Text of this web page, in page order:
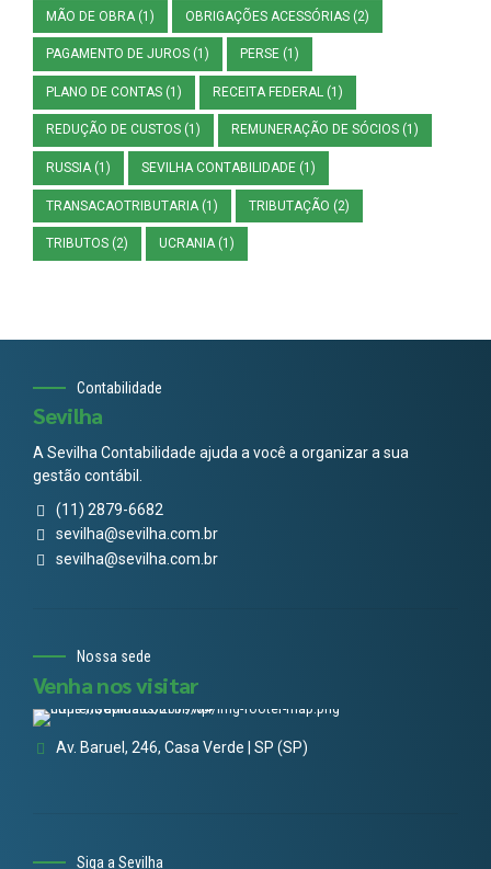
MÃO DE OBRA (1) OBRIGAÇÕES ACESSÓRIAS (2)
PAGAMENTO DE JUROS (1) PERSE (1)
PLANO DE CONTAS (1) RECEITA FEDERAL (1)
REDUÇÃO DE CUSTOS (1) REMUNERAÇÃO DE SÓCIOS (1)
RUSSIA(1) SEVILHA CONTABILIDADE (1)
TRANSACAOTRIBUTARIA (1) TRIBUTAÇÃO (2)
TRIBUTOS (2) UCRANIA(1)
Contabilidade
Sevilha
A Sevilha Contabilidade ajuda a você a organizar a sua
gestão contábil.
(11) 2879-6682
sevilha@sevilha.com.br
sevilha@sevilha.com.br
Nossa sede
Venha nos visitar
Av. Baruel, 246, Casa Verde | SP (SP)
Siga a Sevilha